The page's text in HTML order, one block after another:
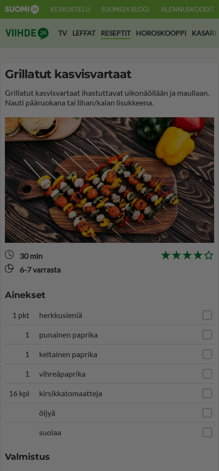
KESKUSTELU SUOMI24 BLOGI ALENNUSKOODIT
Suomi24 Viihde
TV LEFFAT RESEPTIT HOROSKOOPPI KASARI
Grillatut kasvisvartaat
Grillatut kasvisvartaat ihastuttavat ulkonäöllään ja maullaan.
Nauti pääruokana tai lihan/kalan lisukkeena.
30 min
6-7 varrasta
Ainekset
1 pkt herkkusieniä
1 punainen paprika
1 keltainen paprika
1 vihreäpaprika
16 kpl kirsikkatomaatteja
öljyä
suolaa
Valmistus